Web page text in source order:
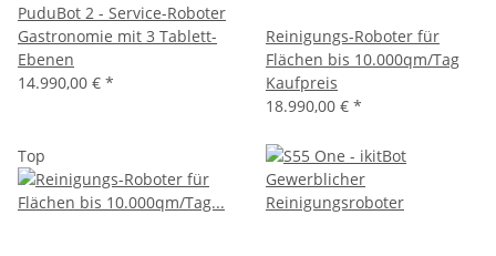
PuduBot 2 - Service-Roboter
Gastronomie mit 3 Tablett-
Ebenen
14.990,00 € *
Reinigungs-Roboter für
Flächen bis 10.000qm/Tag
Kaufpreis
18.990,00 € *
Top